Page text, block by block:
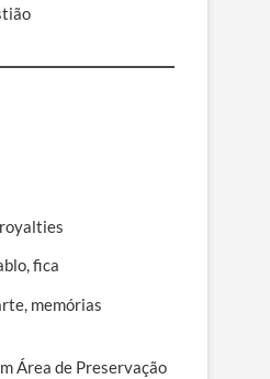
fica
memórias
Área de Preservação